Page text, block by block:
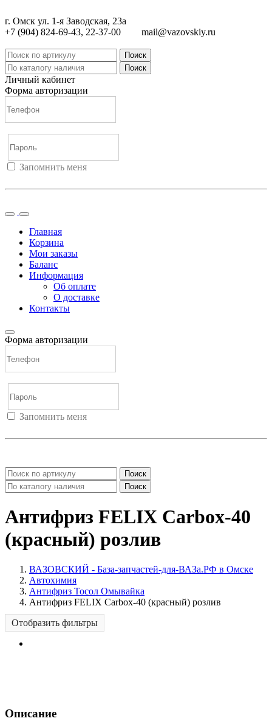
г. Омск ул. 1-я Заводская, 23а
+7 (904) 824-69-43, 22-37-00
mail@vazovskiy.ru
Поиск
Поиск
Личный кабинет
Форма авторизации
Запомнить меня
Главная
Корзина
Мои заказы
Баланс
Информация
Об оплате
О доставке
Контакты
Форма авторизации
Запомнить меня
Поиск
Поиск
Антифриз FELIX Carbox-40
(красный) розлив
ВАЗОВСКИЙ - База-запчастей-для-ВАЗа.РФ в Омске
Автохимия
Антифриз Тосол Омывайка
Антифриз FELIX Carbox-40 (красный) розлив
Отобразить фильтры
Описание